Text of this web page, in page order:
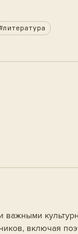
встречи,
важными
включая